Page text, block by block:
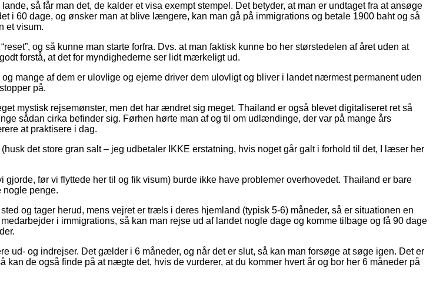
så får man det, de kalder et visa exempt stempel. Det betyder, at man er undtaget fra at ansøge
i 60 dage, og ønsker man at blive længere, kan man gå på immigrations og betale 1900 baht og så
et visum.
og så kunne man starte forfra. Dvs. at man faktisk kunne bo her størstedelen af året uden at
forstå, at det for myndighederne ser lidt mærkeligt ud.
mange af dem er ulovlige og ejerne driver dem ulovligt og bliver i landet nærmest permanent uden
på.
mystisk rejsemønster, men det har ændret sig meget. Thailand er også blevet digitaliseret ret så
sådan cirka befinder sig. Førhen hørte man af og til om udlændinge, der var på mange års
at praktisere i dag.
det store gran salt – jeg udbetaler IKKE erstatning, hvis noget går galt i forhold til det, I læser her
før vi flyttede her til og fik visum) burde ikke have problemer overhovedet. Thailand er bare
nogle penge.
og tager herud, mens vejret er træls i deres hjemland (typisk 5-6) måneder, så er situationen en
i immigrations, så kan man rejse ud af landet nogle dage og komme tilbage og få 90 dage
ud- og indrejser. Det gælder i 6 måneder, og når det er slut, så kan man forsøge at søge igen. Det er
de også finde på at nægte det, hvis de vurderer, at du kommer hvert år og bor her 6 måneder på